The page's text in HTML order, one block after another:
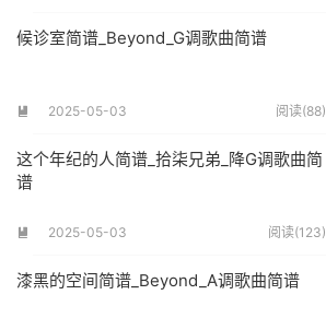
候诊室简谱_Beyond_G调歌曲简谱
 2025-05-03 阅读(88)
这个年纪的人简谱_拾柒兄弟_降G调歌曲简
谱
 2025-05-03 阅读(123)
漆黑的空间简谱_Beyond_A调歌曲简谱